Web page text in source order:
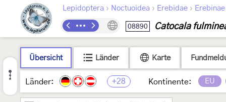
Lepidoptera › Noctuoidea › Erebidae › Erebinae
08890 Catocala
Übersicht Länder Karte
Länder: +28 Kontinente: EU